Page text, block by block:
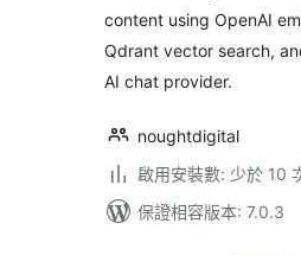
content using OpenAI
Qdrant vector search,
AI chat provider.
noughtdigital
啟用安裝數: 少於 10
保證相容版本: 7.0.3